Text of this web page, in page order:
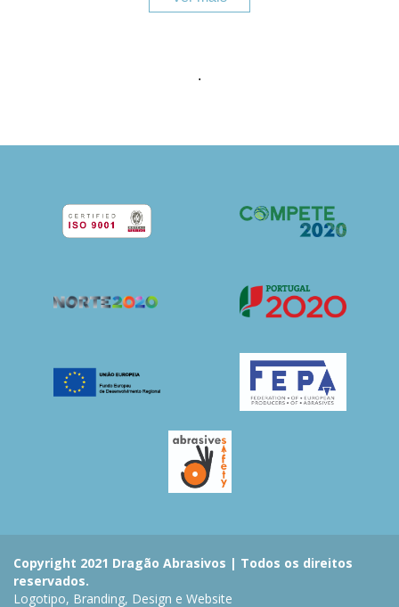
.
Copyright 2021 Dragão Abrasivos | Todos os direitos
reservados.
Logotipo, Branding, Design e Website